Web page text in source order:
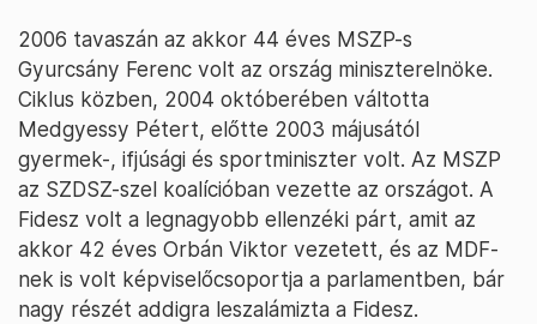
2006 tavaszán az akkor 44 éves MSZP-s
Gyurcsány Ferenc volt az ország miniszterelnöke.
Ciklus közben, 2004 októberében váltotta
Medgyessy Pétert, előtte 2003 májusától
gyermek-, ifjúsági és sportminiszter volt. Az MSZP
az SZDSZ-szel koalícióban vezette az országot. A
Fidesz volt a legnagyobb ellenzéki párt, amit az
akkor 42 éves Orbán Viktor vezetett, és az MDF-
nek is volt képviselőcsoportja a parlamentben, bár
nagy részét addigra leszalámizta a Fidesz.